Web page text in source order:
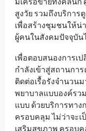
สูงวัย รวมถึงบริการ
เพื่อสร้างชุมชนให้น่
ผู้คนในสังคมปัจจุบัน
เพื่อตอบสนองการเ
กำลังเข้าสู่สถานกา
ติดต่อเรื้อรังจำนวนม
พยาบาลแบบองค์รว
แบบ ด้วยบริการทา
ครอบคลุม ไม่ว่าจะเ
เสริมสุขภาพ ครอบ